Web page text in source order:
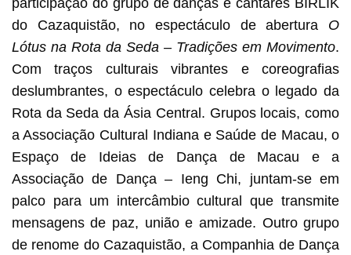
do Cazaquistão, no espectáculo de abertura O
Lótus na Rota da Seda – Tradições em Movimento.
Com traços culturais vibrantes e coreografias
deslumbrantes, o espectáculo celebra o legado da
Rota da Seda da Ásia Central. Grupos locais, como
a Associação Cultural Indiana e Saúde de Macau, o
Espaço de Ideias de Dança de Macau e a
Associação de Dança – Ieng Chi, juntam-se em
palco para um intercâmbio cultural que transmite
mensagens de paz, união e amizade. Outro grupo
de renome do Cazaquistão, a Companhia de Dança